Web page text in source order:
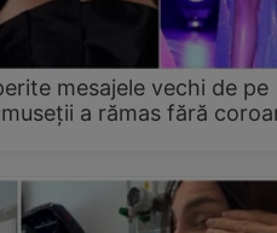
mesajele vechi de pe
a rămas fără